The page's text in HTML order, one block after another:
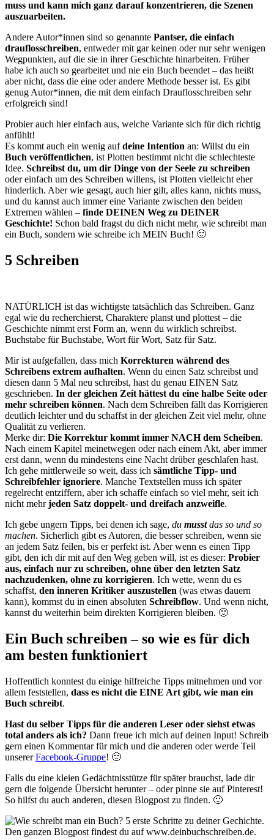
muss und kann mich ganz darauf konzentrieren, die Szenen
auszuarbeiten.
Andere Autor*innen sind so genannte Pantser, die einfach
drauflosschreiben, entweder mit gar keinen oder nur sehr wenigen
Wegpunkten, auf die sie in ihrer Geschichte hinarbeiten. Früher
habe ich auch so gearbeitet und nie ein Buch beendet – das heißt
aber nicht, dass die eine oder andere Methode besser ist. Es gibt
genug Autor*innen, die mit dem einfach Drauflosschreiben sehr
erfolgreich sind!
Probier auch hier einfach aus, welche Variante sich für dich richtig
anfühlt!
Es kommt auch ein wenig aufdeine Intention an: Willst du ein
Buch veröffentlichen, ist Plotten bestimmt nicht die schlechteste
Idee. Schreibst du, um dir Dinge von der Seele zu schreiben
oder einfach um des Schreiben willens, ist Plotten vielleicht eher
hinderlich. Aber wie gesagt, auch hier gilt, alles kann, nichts muss,
und du kannst auch immer eine Variante zwischen den beiden
Extremen wählen – finde DEINEN Weg zu DEINER
Geschichte! Schon bald fragst du dich nicht mehr, wie schreibt man
ein Buch, sondern wie schreibe ich MEIN Buch! 🙂
5 Schreiben
NATÜRLICH ist das wichtigste tatsächlich das Schreiben. Ganz
egal wie du recherchierst, Charaktere planst und plottest – die
Geschichte nimmt erst Form an, wenn du wirklich schreibst.
Buchstabe für Buchstabe, Wort für Wort, Satz für Satz.
Mir ist aufgefallen, dass mich Korrekturen während des
Schreibens extrem aufhalten. Wenn du einen Satz schreibst und
diesen dann 5 Mal neu schreibst, hast du genau EINEN Satz
geschrieben. In der gleichen Zeit hättest du eine halbe Seite oder
mehr schreiben können. Nach dem Schreiben fällt das Korrigieren
deutlich leichter und du schaffst in der gleichen Zeit viel mehr, ohne
Qualität zu verlieren.
Merke dir: Die Korrektur kommt immer NACH dem Scheiben.
Nach einem Kapitel meinetwegen oder nach einem Akt, aber immer
erst dann, wenn du mindestens eine Nacht drüber geschlafen hast.
Ich gehe mittlerweile so weit, dass ich sämtliche Tipp- und
Schreibfehler ignoriere. Manche Textstellen muss ich später
regelrecht entziffern, aber ich schaffe einfach so viel mehr, seit ich
nicht mehrjeden Satz doppelt- und dreifach anzweifle.
Ich gebe ungern Tipps, bei denen ich sage, du musstdas so und so
machen. Sicherlich gibt es Autoren, die besser schreiben, wenn sie
an jedem Satz feilen, bis er perfekt ist. Aber wenn es einen Tipp
gibt, den ich dir mit auf den Weg geben will, ist es dieser: Probier
aus, einfach nur zu schreiben, ohne über den letzten Satz
nachzudenken, ohne zu korrigieren. Ich wette, wenn du es
schaffst, den inneren Kritiker auszustellen (was etwas dauern
kann), kommst du in einen absoluten Schreibflow. Und wenn nicht,
kannst du weiterhin beim direkten Korrigieren bleiben. 🙂
Ein Buch schreiben – so wie es für dich
am besten funktioniert
Hoffentlich konntest du einige hilfreiche Tipps mitnehmen und vor
allem feststellen, dass es nicht die EINE Art gibt, wie man ein
Buch schreibt.
Hast du selber Tipps für die anderen Leser oder siehst etwas
total anders als ich? Dann freue ich mich auf deinen Input! Schreib
gern einen Kommentar für mich und die anderen oder werde Teil
unsererFacebook-Gruppe! 🙂
Falls du eine kleien Gedächtnisstütze für später brauchst, lade dir
gern die folgende Übersicht herunter – oder pinne sie auf Pinterest!
So hilfst du auch anderen, diesen Blogpost zu finden. 🙂